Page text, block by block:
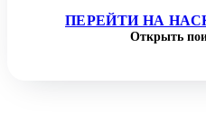
ПЕРЕЙТИ НА
Открыть